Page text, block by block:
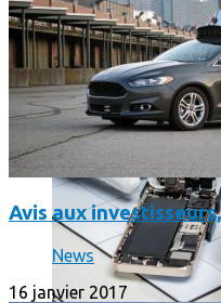
Avis aux
News
16 janvier 2017